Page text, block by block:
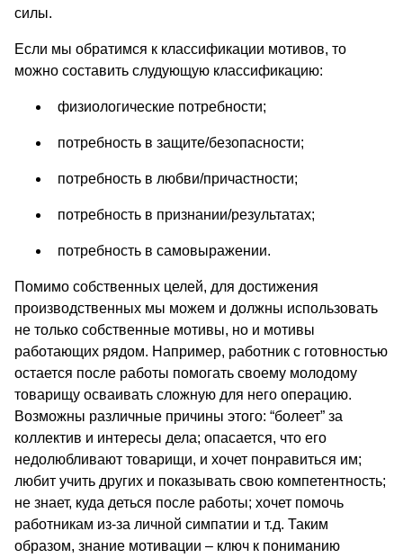
силы.
Если мы обратимся к классификации мотивов, то
можно составить слудующую классификацию:
физиологические потребности;
потребность в защите/безопасности;
потребность в любви/причастности;
потребность в признании/результатах;
потребность в самовыражении.
Помимо собственных целей, для достижения
производственных мы можем и должны использовать
не только собственные мотивы, но и мотивы
работающих рядом. Например, работник с готовностью
остается после работы помогать своему молодому
товарищу осваивать сложную для него операцию.
Возможны различные причины этого: “болеет” за
коллектив и интересы дела; опасается, что его
недолюбливают товарищи, и хочет понравиться им;
любит учить других и показывать свою компетентность;
не знает, куда деться после работы; хочет помочь
работникам из-за личной симпатии и т.д. Таким
образом, знание мотивации – ключ к пониманию